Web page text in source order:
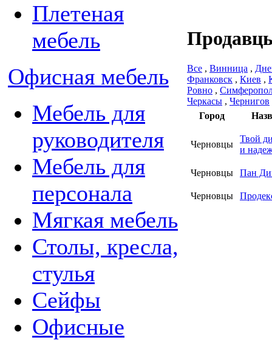
Плетеная
мебель
Офисная мебель
Мебель для
руководителя
Мебель для
персонала
Мягкая мебель
Столы, кресла,
стулья
Сейфы
Офисные
Все , Винница ,
Франковск , Киев ,
Ровно ,
Черкасы , Чернигов
Город
Черновцы
Твой
и
Черновцы Пан
Черновцы